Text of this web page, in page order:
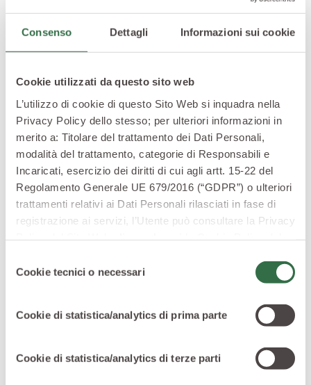
Consenso Dettagli Informazioni sui cookie
Cookie utilizzati da questo sito web
L’utilizzo di cookie di questo Sito Web si inquadra nella
Privacy Policy dello stesso; per ulteriori informazioni in
merito a: Titolare del trattamento dei Dati Personali,
modalità del trattamento, categorie di Responsabili e
Incaricati, esercizio dei diritti di cui agli artt. 15-22 del
Regolamento Generale UE 679/2016 (“GDPR”) o ulteriori
trattamenti relativi ai Dati Personali rilasciati in fase di
registrazione ai servizi, l’Utente può consultare la Privacy
specifiche per i servizi forniti tramite il Sito Web.
delCookie tecnici o necessari
Cookie di statistica/analytics di prima parte
Cookie di statistica/analytics di terze parti
della pazienza e della condivisione attiva.
P-Orto in città vive grazie dalla volontà delle persone,
cittadini che non hanno paura di mettersi in gioco per
collettività compartecipata priva di pregiudizi, un po’
come fanno gliortisti multiculturali di San Sperate in
Sardegna.
Nasce da questa visione anche l’idea di autofinanziarsi,
evitando inutili accordi economici con entità che
avrebbero potuto minare o condizionare i buoni
propositi e la libertà che si respira in questo spazio
verde unico in Italia.